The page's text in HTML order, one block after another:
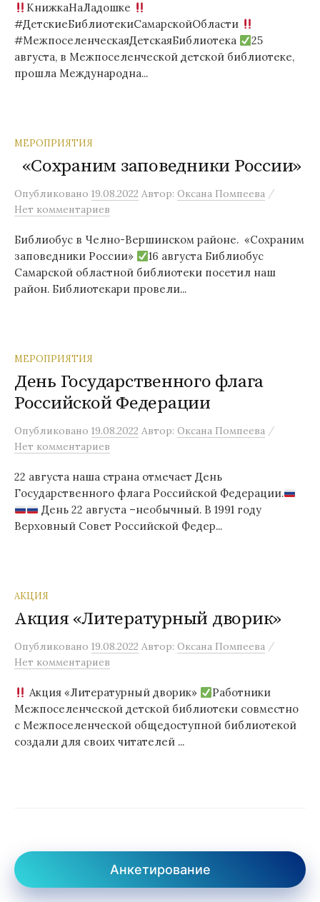
КнижкаНаЛадошке
#ДетскиеБиблиотекиСамарскойОбласти
#МежпоселенческаяДетскаяБиблиотека
25
августа, в Межпоселенческой детской библиотеке,
прошла Международна...
МЕРОПРИЯТИЯ
«Сохраним заповедники России»
Опубликовано 19.08.2022 Автор: Оксана Помпеева /
Нет комментариев
Библиобус в Челно-Вершинском районе. «Сохраним
заповедники России»
16 августа Библиобус
Самарской областной библиотеки посетил наш
район. Библиотекари провели...
МЕРОПРИЯТИЯ
День Государственного флага
Российской Федерации
Опубликовано 19.08.2022 Автор: Оксана Помпеева /
Нет комментариев
22 августа наша страна отмечает День
Государственного флага Российской Федерации.
День 22 августа –необычный. В 1991 году
Верховный Совет Российской Федер...
АКЦИЯ
Акция «Литературный дворик»
Опубликовано 19.08.2022 Автор: Оксана Помпеева /
Нет комментариев
Акция «Литературный дворик»
Работники
Межпоселенческой детской библиотеки совместно
с Межпоселенческой общедоступной библиотекой
создали для своих читателей ...
Анкетирование